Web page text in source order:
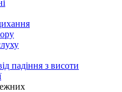
падіння з висоти